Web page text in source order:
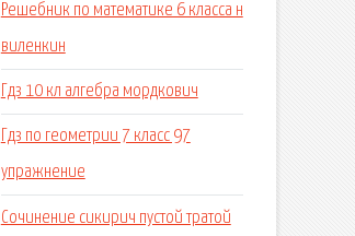
Решебник по математике 6 класса н
виленкин
Гдз 10 кл алгебра мордкович
Гдз по геометрии 7 класс 97
упражнение
Сочинение сикирич пустой тратой